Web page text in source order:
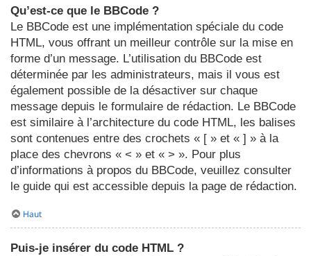
Qu’est-ce que le BBCode ?
Le BBCode est une implémentation spéciale du code
HTML, vous offrant un meilleur contrôle sur la mise en
forme d’un message. L’utilisation du BBCode est
déterminée par les administrateurs, mais il vous est
également possible de la désactiver sur chaque
message depuis le formulaire de rédaction. Le BBCode
est similaire à l’architecture du code HTML, les balises
sont contenues entre des crochets « [ » et « ] » à la
place des chevrons « < » et « > ». Pour plus
d’informations à propos du BBCode, veuillez consulter
le guide qui est accessible depuis la page de rédaction.
Haut
Puis-je insérer du code HTML ?